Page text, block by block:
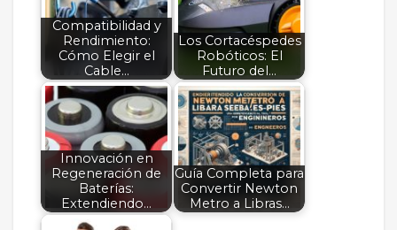
Compatibilidad y
Rendimiento:
Cómo Elegir el
Cable…
Los Cortacéspedes
Robóticos: El
Futuro del…
Innovación en
Regeneración de
Baterías:
Extendiendo…
Guía Completa para
Convertir Newton
Metro a Libras…